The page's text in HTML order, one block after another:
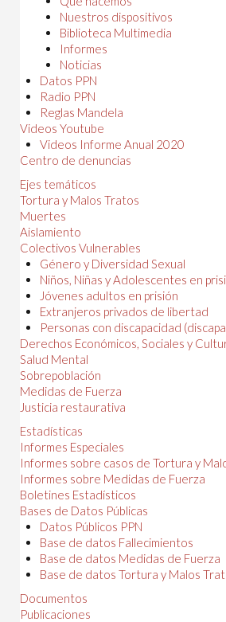
Nuestros dispositivos
Biblioteca Multimedia
Informes
Noticias
Datos PPN
Radio PPN
Reglas Mandela
Videos Youtube
Videos Informe Anual 2020
Centro de denuncias
Ejes temáticos
Tortura y Malos Tratos
Muertes
Aislamiento
Colectivos Vulnerables
Género y Diversidad Sexual
Niños, Niñas y Adolescentes en
Jóvenes adultos en prisión
Extranjeros privados de libertad
Personas con discapacidad
Derechos Económicos, Sociales y
Salud Mental
Sobrepoblación
Medidas de Fuerza
Justicia restaurativa
Estadísticas
Informes Especiales
Informes sobre casos de Tortura y
Informes sobre Medidas de Fuerza
Boletines Estadísticos
Bases de Datos Públicas
Datos Públicos PPN
Base de datos Fallecimientos
Base de datos Medidas de Fuerza
Base de datos Tortura y Malos
Documentos
Publicaciones